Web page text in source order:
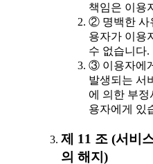
책임은 이용
② 명백한 사
용자가 이용
수 없습니다.
③ 이용자에
발생되는 서
에 의한 부정
용자에게 있
제 11 조 (서비
의 해지)